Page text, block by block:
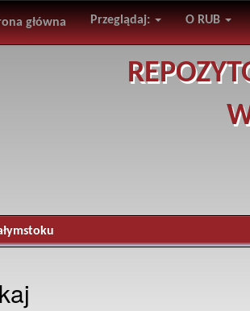
główna Przeglądaj: O RUB